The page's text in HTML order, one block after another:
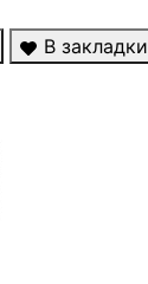
В закладки